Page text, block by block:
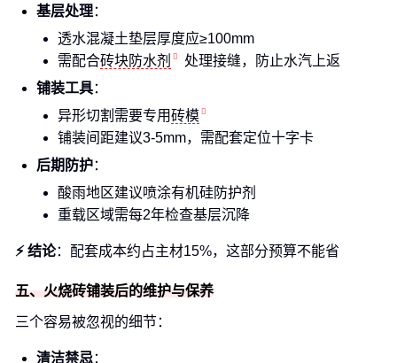
基层处理：
透水混凝土垫层厚度应≥100mm
需配合砖块防水剂
处理接缝，防止水汽上返
铺装工具：
异形切割需要专用砖模
铺装间距建议3-5mm，需配套定位十字卡
后期防护：
酸雨地区建议喷涂有机硅防护剂
重载区域需每2年检查基层沉降
⚡ 结论：配套成本约占主材15%，这部分预算不能省
五、火烧砖铺装后的维护与保养
三个容易被忽视的细节：
清洁禁忌：